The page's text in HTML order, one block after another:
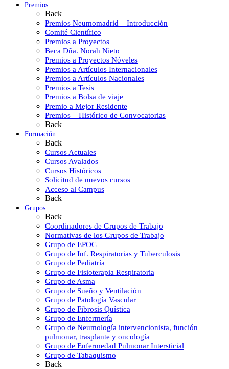
Premios
Back
Premios Neumomadrid – Introducción
Comité Científico
Premios a Proyectos
Beca Dña. Norah Nieto
Premios a Proyectos Nóveles
Premios a Artículos Internacionales
Premios a Artículos Nacionales
Premios a Tesis
Premios a Bolsa de viaje
Premio a Mejor Residente
Premios – Histórico de Convocatorias
Back
Formación
Back
Cursos Actuales
Cursos Avalados
Cursos Históricos
Solicitud de nuevos cursos
Acceso al Campus
Back
Grupos
Back
Coordinadores de Grupos de Trabajo
Normativas de los Grupos de Trabajo
Grupo de EPOC
Grupo de Inf. Respiratorias y Tuberculosis
Grupo de Pediatría
Grupo de Fisioterapia Respiratoria
Grupo de Asma
Grupo de Sueño y Ventilación
Grupo de Patología Vascular
Grupo de Fibrosis Quística
Grupo de Enfermería
Grupo de Neumología intervencionista, función
pulmonar, trasplante y oncología
Grupo de Enfermedad Pulmonar Intersticial
Grupo de Tabaquismo
Back